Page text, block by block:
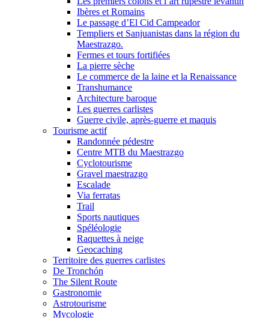
Ibères et Romains
Le passage d’El Cid Campeador
Templiers et Sanjuanistas dans la région du
Maestrazgo.
Fermes et tours fortifiées
La pierre sèche
Le commerce de la laine et la Renaissance
Transhumance
Architecture baroque
Les guerres carlistes
Guerre civile, après-guerre et maquis
Tourisme actif
Randonnée pédestre
Centre MTB du Maestrazgo
Cyclotourisme
Gravel maestrazgo
Escalade
Via ferratas
Trail
Sports nautiques
Spéléologie
Raquettes à neige
Geocaching
Territoire des guerres carlistes
De Tronchón
The Silent Route
Gastronomie
Astrotourisme
Mycologie